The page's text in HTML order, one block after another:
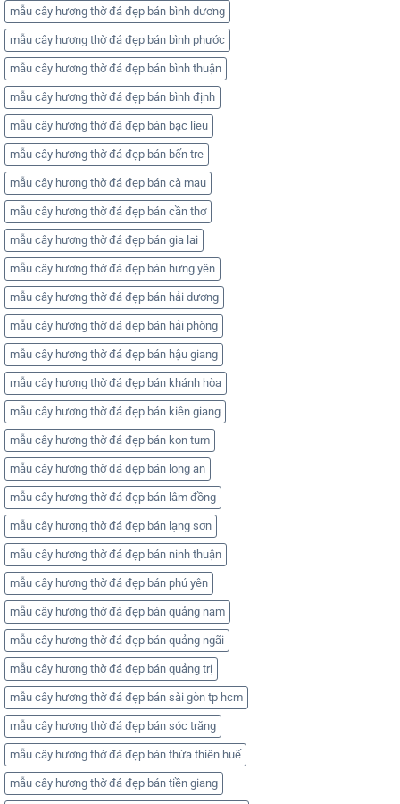
mẫu cây hương thờ đá đẹp bán bình dương
mẫu cây hương thờ đá đẹp bán bình phước
mẫu cây hương thờ đá đẹp bán bình thuận
mẫu cây hương thờ đá đẹp bán bình định
mẫu cây hương thờ đá đẹp bán bạc lieu
mẫu cây hương thờ đá đẹp bán bến tre
mẫu cây hương thờ đá đẹp bán cà mau
mẫu cây hương thờ đá đẹp bán cần thơ
mẫu cây hương thờ đá đẹp bán gia lai
mẫu cây hương thờ đá đẹp bán hưng yên
mẫu cây hương thờ đá đẹp bán hải dương
mẫu cây hương thờ đá đẹp bán hải phòng
mẫu cây hương thờ đá đẹp bán hậu giang
mẫu cây hương thờ đá đẹp bán khánh hòa
mẫu cây hương thờ đá đẹp bán kiên giang
mẫu cây hương thờ đá đẹp bán kon tum
mẫu cây hương thờ đá đẹp bán long an
mẫu cây hương thờ đá đẹp bán lâm đồng
mẫu cây hương thờ đá đẹp bán lạng sơn
mẫu cây hương thờ đá đẹp bán ninh thuận
mẫu cây hương thờ đá đẹp bán phú yên
mẫu cây hương thờ đá đẹp bán quảng nam
mẫu cây hương thờ đá đẹp bán quảng ngãi
mẫu cây hương thờ đá đẹp bán quảng trị
mẫu cây hương thờ đá đẹp bán sài gòn tp hcm
mẫu cây hương thờ đá đẹp bán sóc trăng
mẫu cây hương thờ đá đẹp bán thừa thiên huế
mẫu cây hương thờ đá đẹp bán tiền giang